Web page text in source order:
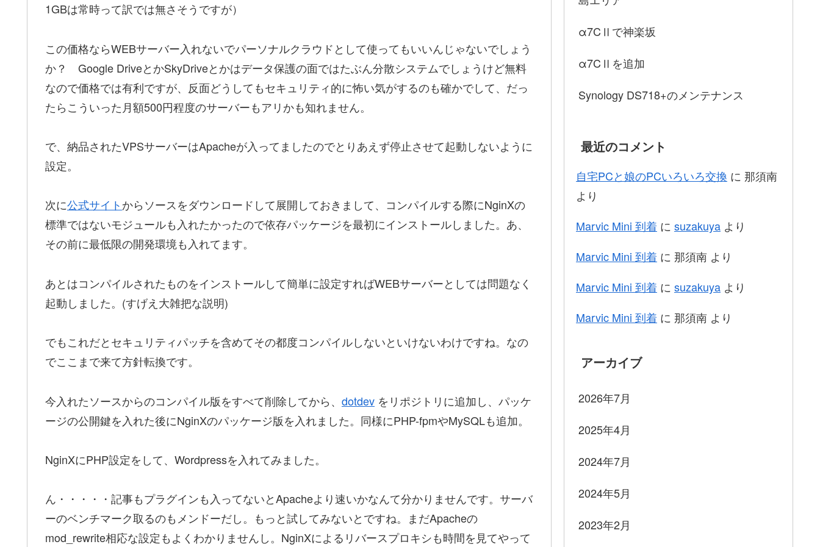
1GBは常時って訳では無さそうですが）
この価格ならWEBサーバー入れないでパーソナルクラウドとして使ってもいいんじゃないでしょう
か？ Google DriveとかSkyDriveとかはデータ保護の面ではたぶん分散システムでしょうけど無料
なので価格では有利ですが、反面どうしてもセキュリティ的に怖い気がするのも確かでして、だっ
たらこういった月額500円程度のサーバーもアリかも知れません。
で、納品されたVPSサーバーはApacheが入ってましたのでとりあえず停止させて起動しないように
設定。
次に公式サイトからソースをダウンロードして展開しておきまして、コンパイルする際にNginXの
標準ではないモジュールも入れたかったので依存パッケージを最初にインストールしました。あ、
その前に最低限の開発環境も入れてます。
あとはコンパイルされたものをインストールして簡単に設定すればWEBサーバーとしては問題なく
起動しました。(すげえ大雑把な説明)
でもこれだとセキュリティパッチを含めてその都度コンパイルしないといけないわけですね。なの
でここまで来て方針転換です。
今入れたソースからのコンパイル版をすべて削除してから、 dotdev をリポジトリに追加し、パッケ
ージの公開鍵を入れた後にNginXのパッケージ版を入れました。同様にPHP-fpmやMySQLも追加。
NginXにPHP設定をして、Wordpressを入れてみました。
ん・・・・・記事もプラグインも入ってないとApacheより速いかなんて分かりませんです。サーバ
ーのベンチマーク取るのもメンドーだし。もっと試してみないとですね。まだApacheの
mod_rewrite相応な設定もよくわかりませんし。NginXによるリバースプロキシも時間を見てやって
α7CⅡで神楽坂
α7CⅡを追加
Synology DS718+のメンテナンス
最近のコメント
自宅PCと娘のPCいろいろ交換 に 那須南
より
Marvic Mini 到着 に suzakuya より
Marvic Mini 到着 に 那須南 より
Marvic Mini 到着 に suzakuya より
Marvic Mini 到着 に 那須南 より
アーカイブ
2026年7月
2025年4月
2024年7月
2024年5月
2023年2月